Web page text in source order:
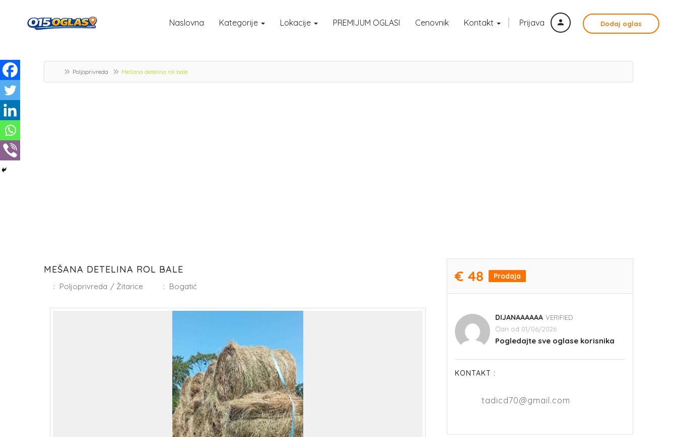
Prijava Dodaj oglas
Naslovna Kategorije Lokacije PREMIJUM OGLASI Cenovnik Kontakt
Poljoprivreda Mešana detelina rol bale
MEŠANA DETELINA ROL BALE
: Poljoprivreda / Žitarice : Bogatić
€ 48 Prodaja
DIJANAAAAAA VERIFIED
Član od 01/06/2026
Pogledajte sve oglase korisnika
KONTAKT :
tadicd70@gmail.com